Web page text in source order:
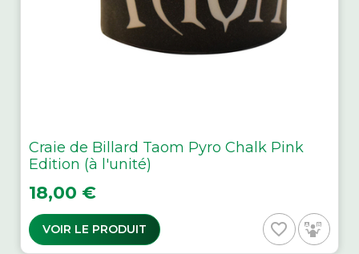
Craie de Billard Taom Pyro Chalk Pink
Edition (à l'unité)
Prix
18,00 €
VOIR LE PRODUIT favorite_border